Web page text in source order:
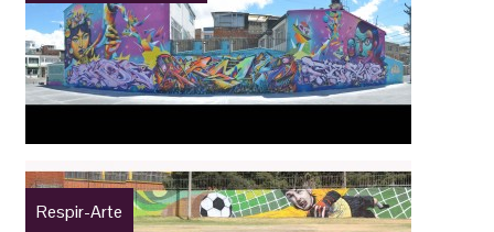
Respir-Arte